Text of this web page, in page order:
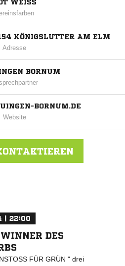
WEISS
KÖNIGSLUTTER AM ELM
Adresse
BORNUM
BORNUM.DE
Website
| 22:00
DES
FÜR GRÜN " drei